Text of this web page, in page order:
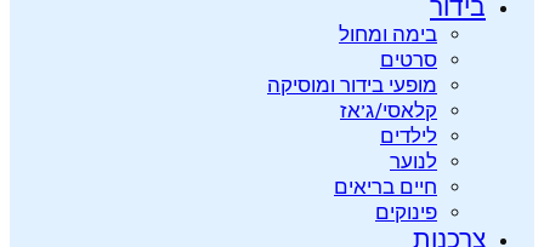
בידור
בימה ומחול
סרטים
מופעי בידור ומוסיקה
קלאסי/ג’אז
לילדים
לנוער
חיים בריאים
פינוקים
צרכנות